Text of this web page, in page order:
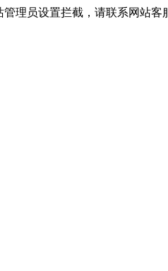
理员设置拦截，请联系网站客